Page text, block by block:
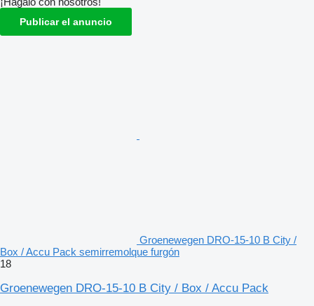
Publicar el anuncio
Groenewegen DRO-15-10 B City /
Box / Accu Pack semirremolque furgón
18
Groenewegen DRO-15-10 B City / Box / Accu Pack